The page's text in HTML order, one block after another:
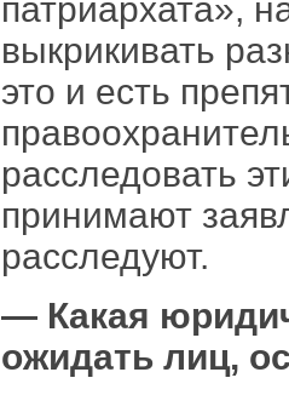
патриархата»,
выкрикивать
это и есть
расследовать
принимают
расследуют.
— Какая
ожидать лиц,